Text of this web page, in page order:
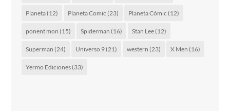
Planeta(12) Planeta Comic (23) Planeta Cómic (12)
ponent mon (15) Spiderman (16) Stan Lee(12)
Superman (24) Universo 9(21) western (23) X Men (16)
Yermo Ediciones(33)